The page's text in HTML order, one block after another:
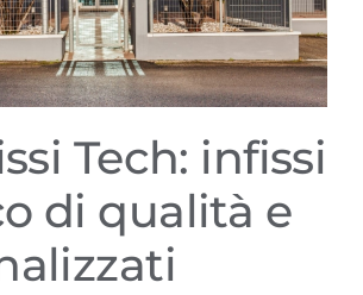
Tech: infissi
di qualità e